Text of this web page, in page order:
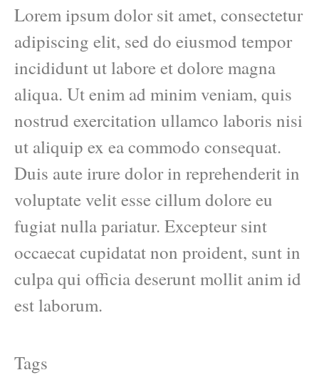
Lorem ipsum dolor sit amet, consectetur
adipiscing elit, sed do eiusmod tempor
incididunt ut labore et dolore magna
aliqua. Ut enim ad minim veniam, quis
nostrud exercitation ullamco laboris nisi
ut aliquip ex ea commodo consequat.
Duis aute irure dolor in reprehenderit in
voluptate velit esse cillum dolore eu
fugiat nulla pariatur. Excepteur sint
occaecat cupidatat non proident, sunt in
culpa qui officia deserunt mollit anim id
est laborum.
Tags